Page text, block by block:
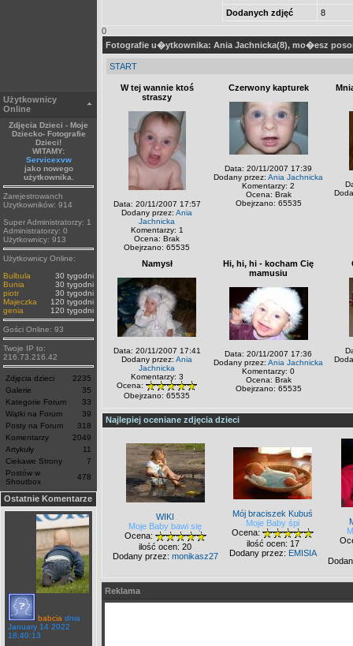
Użytkownicy
Online
Zdjęcia Dzieci - Moje
Dziecko- Fotografie
Dzieci!
WITAMY:
Servicexvw
jako nowego
użytkownika.
Zarejestrowanch
Uzytkowników: 914
Super Administratorzy: 1
Administratorzy: 0
Użytkownicy: 913
Użytkownicy Online:
Bulbula
30 tygodni
Bunia
30 tygodni
piotr
30 tygodni
Majeczka
120 tygodni
genia
120 tygodni
Gości Online: 93
Twoje IP to:
216.73.216.42
Zdjęcia dzieci
2235
Galerie
35
Kategorie Forum
33
Wątki na Forum
39
Posty na Forum
318
Komentarzy
2049
Artykuły
11
Ciekawe Strony
7
Postów w
Shoutbox
478
Ostatnie Komentarze
babcia dnia
January 14 2022
18:40:13
Dodanych zdjęć
8
0
Fotografie u�ytkownika: Ania Jachnicka(8), mo�esz
START
W tej wannie ktoś
straszy
Data: 20/11/2007 17:57
Dodany przez: Ania
Jachnicka
Komentarzy: 1
Ocena: Brak
Obejrzano: 65535
Czerwony kapturek
Data: 20/11/2007 17:39
Dodany przez: Ania Jachnicka
Komentarzy: 2
Ocena: Brak
Obejrzano: 65535
Namysł
Data: 20/11/2007 17:41
Dodany przez: Ania
Jachnicka
Komentarzy: 3
Ocena:
Obejrzano: 65535
Hi, hi, hi - kocham Cię
mamusiu
Data: 20/11/2007 17:36
Dodany przez: Ania Jachnicka
Komentarzy: 0
Ocena: Brak
Obejrzano: 65535
Najlepiej oceniane zdjęcia dzieci
WIKI
Moje Baby bawi się
Ocena:
ilość ocen: 20
Dodany przez: monikasz27
Mój braciszek Kubuś
Moje Baby śpi
Ocena:
ilość ocen: 17
Dodany przez: EMISIA
Reklama